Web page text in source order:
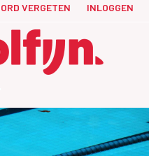
VERGETEN INLOGGEN